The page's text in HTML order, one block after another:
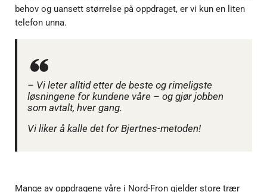
behov og uansett størrelse på oppdraget, er vi kun en liten
telefon unna.
– Vi leter alltid etter de beste og rimeligste
løsningene for kundene våre – og gjør jobben
som avtalt, hver gang.
Vi liker å kalle det for Bjertnes-metoden!
Mange av oppdragene våre i Nord-Fron gjelder store trær